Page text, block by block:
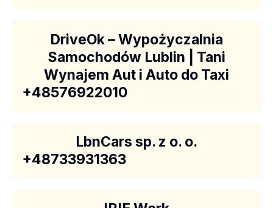
DriveOk – Wypożyczalnia
Samochodów Lublin | Tani
Wynajem Aut i Auto do Taxi
+48576922010
LbnCars sp. z o. o.
+48733931363